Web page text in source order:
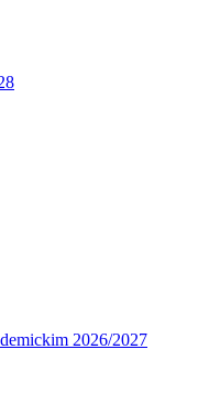
2026/2027